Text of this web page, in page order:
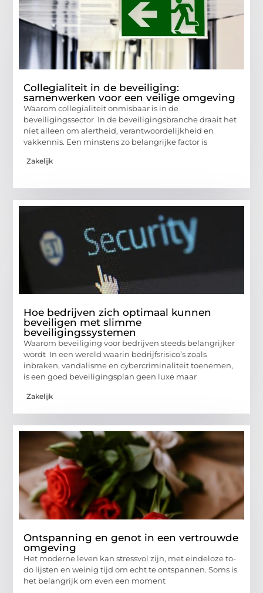
Collegialiteit in de beveiliging:
samenwerken voor een veilige omgeving
Waarom collegialiteit onmisbaar is in de
beveiligingssector In de beveiligingsbranche draait het
niet alleen om alertheid, verantwoordelijkheid en
vakkennis. Een minstens zo belangrijke factor is
Zakelijk
Hoe bedrijven zich optimaal kunnen
beveiligen met slimme
beveiligingssystemen
Waarom beveiliging voor bedrijven steeds belangrijker
wordt In een wereld waarin bedrijfsrisico’s zoals
inbraken, vandalisme en cybercriminaliteit toenemen,
is een goed beveiligingsplan geen luxe maar
Zakelijk
Ontspanning en genot in een vertrouwde
omgeving
Het moderne leven kan stressvol zijn, met eindeloze to-
do lijsten en weinig tijd om echt te ontspannen. Soms is
het belangrijk om even een moment